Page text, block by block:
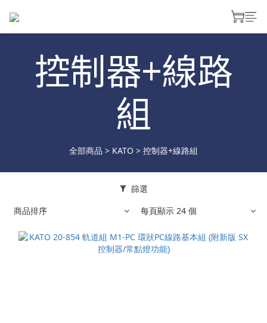
控制器+線路
組
全部商品 > KATO > 控制器+線路組
篩選
商品排序
每頁顯示 24 個